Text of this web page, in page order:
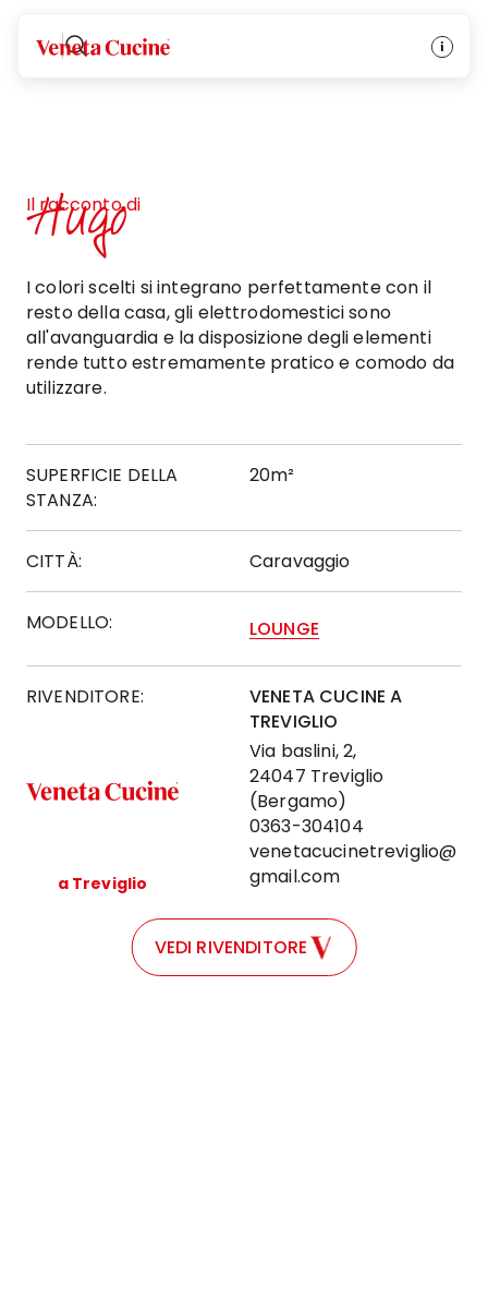
Veneta Cucine
Il racconto di
Hugo
I colori scelti si integrano perfettamente con il
resto della casa, gli elettrodomestici sono
all'avanguardia e la disposizione degli elementi
rende tutto estremamente pratico e comodo da
utilizzare.
SUPERFICIE DELLA
STANZA:
20m²
CITTÀ: Caravaggio
MODELLO: LOUNGE
RIVENDITORE:
a Treviglio
VENETA CUCINE A
TREVIGLIO
Via baslini, 2,
24047 Treviglio
(Bergamo)
0363-304104
venetacucinetreviglio@
gmail.com
VEDI RIVENDITORE